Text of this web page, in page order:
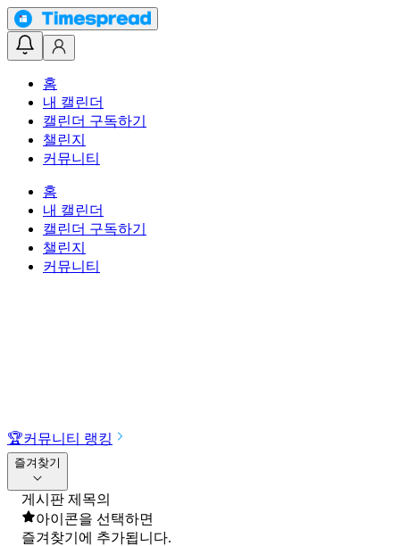
홈
내 캘린더
캘린더 구독하기
챌린지
커뮤니티
홈
내 캘린더
캘린더 구독하기
챌린지
커뮤니티
🏆커뮤니티 랭킹
즐겨찾기
게시판 제목의
아이콘을 선택하면
즐겨찾기에 추가됩니다.